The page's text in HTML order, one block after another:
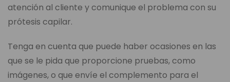
atención al cliente y comunique el problema con su
prótesis capilar.
Tenga en cuenta que puede haber ocasiones en las
que se le pida que proporcione pruebas, como
imágenes, o que envíe el complemento para el